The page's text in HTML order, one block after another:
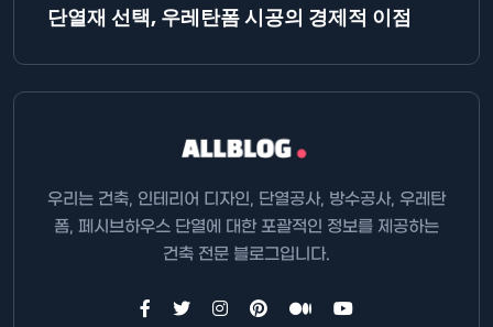
단열재 선택, 우레탄폼 시공의 경제적 이점
우리는 건축, 인테리어 디자인, 단열공사, 방수공사, 우레탄
폼, 페시브하우스 단열에 대한 포괄적인 정보를 제공하는
건축 전문 블로그입니다.